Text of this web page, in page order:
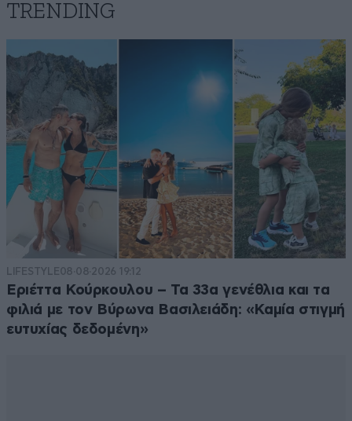
TRENDING
LIFESTYLE08·08·2026 19:12
Εριέττα Κούρκουλου – Τα 33α γενέθλια και τα
φιλιά με τον Βύρωνα Βασιλειάδη: «Καμία στιγμή
ευτυχίας δεδομένη»